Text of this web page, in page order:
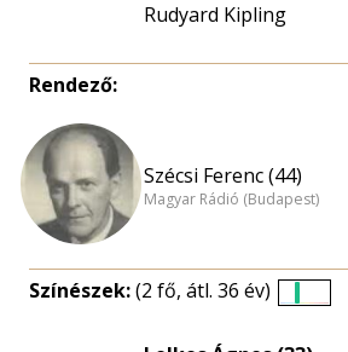
Rudyard Kipling
Rendező:
Szécsi Ferenc (44)
Magyar Rádió (Budapest)
Színészek:(2 fő, átl. 36 év)